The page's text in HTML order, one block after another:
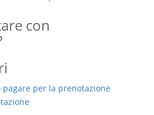
con
per la prenotazione